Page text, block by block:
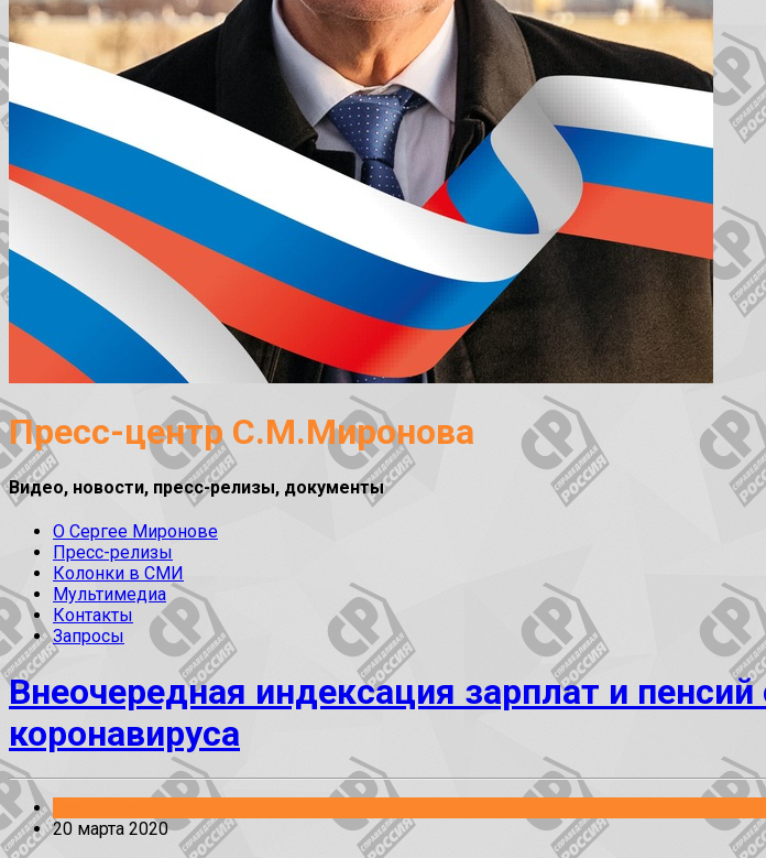
Пресс-центр С.М.Миронова
Видео, новости, пресс-релизы, документы
О Сергее Миронове
Пресс-релизы
Колонки в СМИ
Мультимедиа
Контакты
Запросы
Внеочередная индексация зарплат и
коронавируса
20 марта 2020